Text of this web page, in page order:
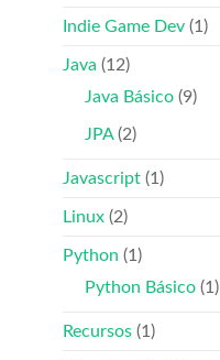
Indie Game Dev (1)
Java (12)
Java Básico (9)
JPA(2)
Javascript (1)
Linux (2)
Python (1)
Python Básico (1)
Recursos (1)